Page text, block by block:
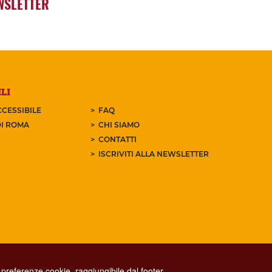
ROMA
FAQ
CHI SIAMO
CONTATTI
ISCRIVITI ALLA NEWSLETTER